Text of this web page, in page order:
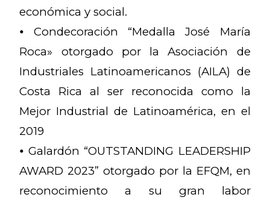
económica y social.
⦁ Condecoración “Medalla José María
Roca» otorgado por la Asociación de
Industriales Latinoamericanos (AILA) de
Costa Rica al ser reconocida como la
Mejor Industrial de Latinoamérica, en el
2019
⦁ Galardón “OUTSTANDING LEADERSHIP
AWARD 2023” otorgado por la EFQM, en
reconocimiento a su gran labor